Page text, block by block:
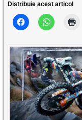
Distribuie acest articol